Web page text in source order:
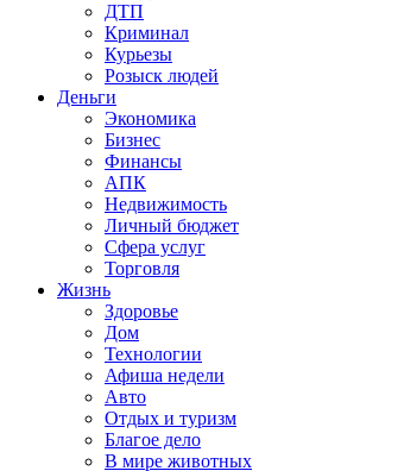
ДТП
Криминал
Курьезы
Розыск людей
Деньги
Экономика
Бизнес
Финансы
АПК
Недвижимость
Личный бюджет
Сфера услуг
Торговля
Жизнь
Здоровье
Дом
Технологии
Афиша недели
Авто
Отдых и туризм
Благое дело
В мире животных